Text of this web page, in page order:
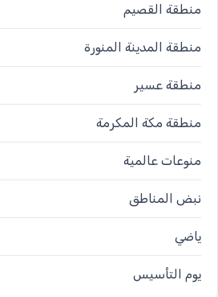
منطقة القصيم
منطقة المدينة المنورة
منطقة عسير
منطقة مكة المكرمة
منوعات عالمية
نبض المناطق
ياضي
يوم التأسيس